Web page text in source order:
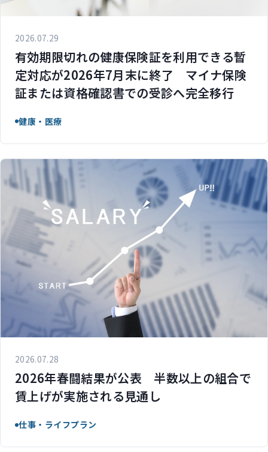
2026.07.29
有効期限切れの健康保険証を利用できる暫
定対応が2026年7月末に終了 マイナ保険
証または資格確認書での受診へ完全移行
健康・医療
2026.07.28
2026年春闘結果が公表 半数以上の組合で
賃上げが実施される見通し
仕事・ライフプラン